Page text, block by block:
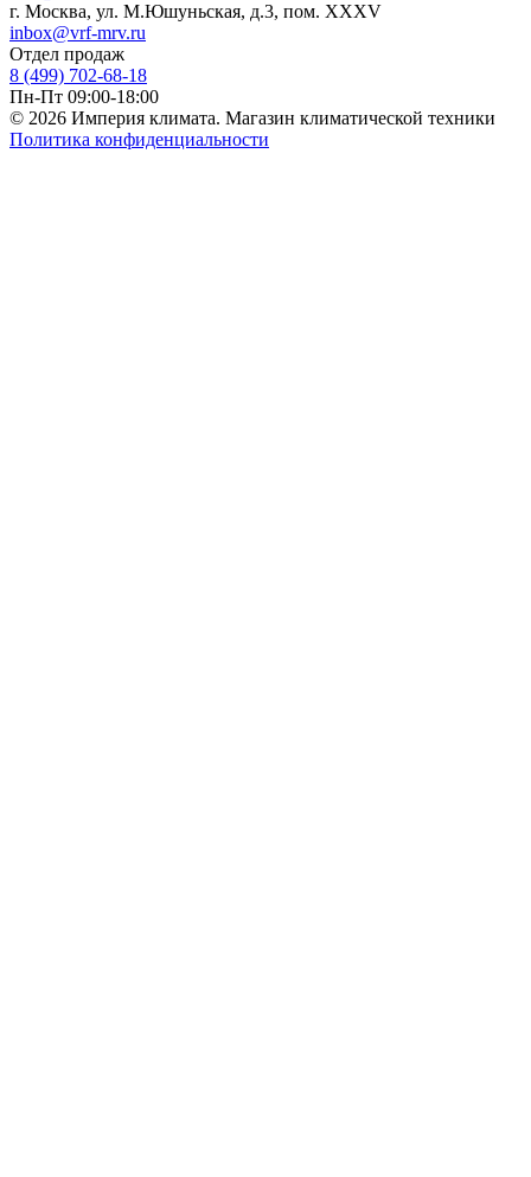
г. Москва, ул. М.Юшуньская, д.3, пом. XXXV
inbox@vrf-mrv.ru
Отдел продаж
8 (499) 702-68-18
Пн-Пт 09:00-18:00
© 2026 Империя климата. Магазин климатической техники
Политика конфиденциальности